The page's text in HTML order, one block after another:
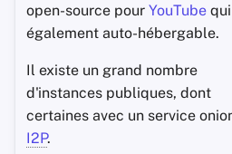
open-source pour YouTube
également auto-hébergable.
Il existe un grand nombre
d'instances publiques, dont
certaines avec un service
I2P.